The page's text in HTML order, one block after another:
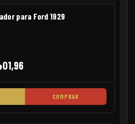
para Ford 1929
COMPRAR